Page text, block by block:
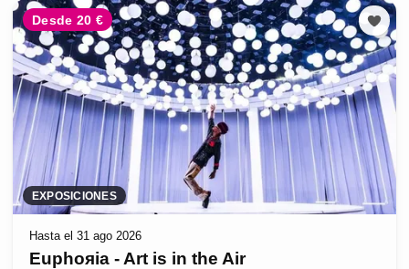
Desde 20 €
EXPOSICIONES
Hasta el 31 ago 2026
Euphoяia - Art is in the Air